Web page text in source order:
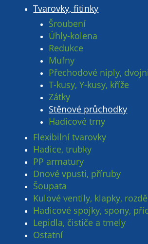
Tvarovky, fitinky
Šroubení
Úhly-kolena
Redukce
Mufny
Přechodové niply,
T-kusy, Y-kusy, kříže
Zátky
Stěnové průchodky
Hadicové trny
Flexibilní tvarovky
Hadice, trubky
PP armatury
Dnové vpusti, příruby
Šoupata
Kulové ventily, klapky,
Hadicové spojky, spony,
Lepidla, čističe a tmely
Ostatní